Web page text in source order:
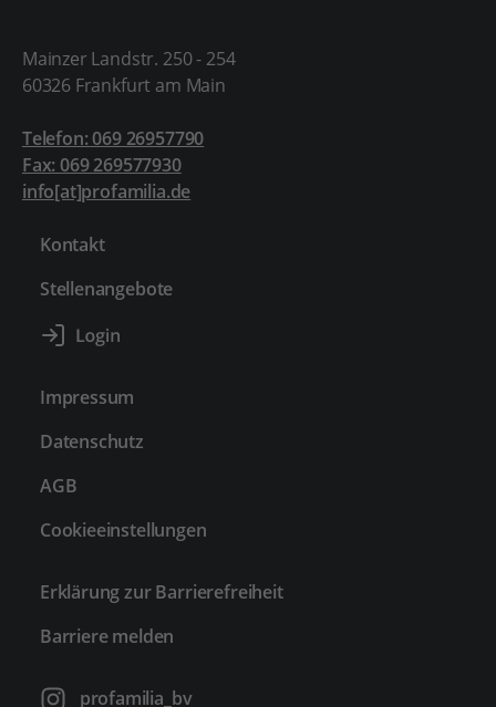
Mainzer Landstr. 250 - 254
60326 Frankfurt am Main
Telefon: 069 26957790
Fax: 069 269577930
info[at]profamilia.de
Kontakt
Stellenangebote
Impressum
Datenschutz
AGB
Cookieeinstellungen
Erklärung zur Barrierefreiheit
Barriere melden
profamilia_bv